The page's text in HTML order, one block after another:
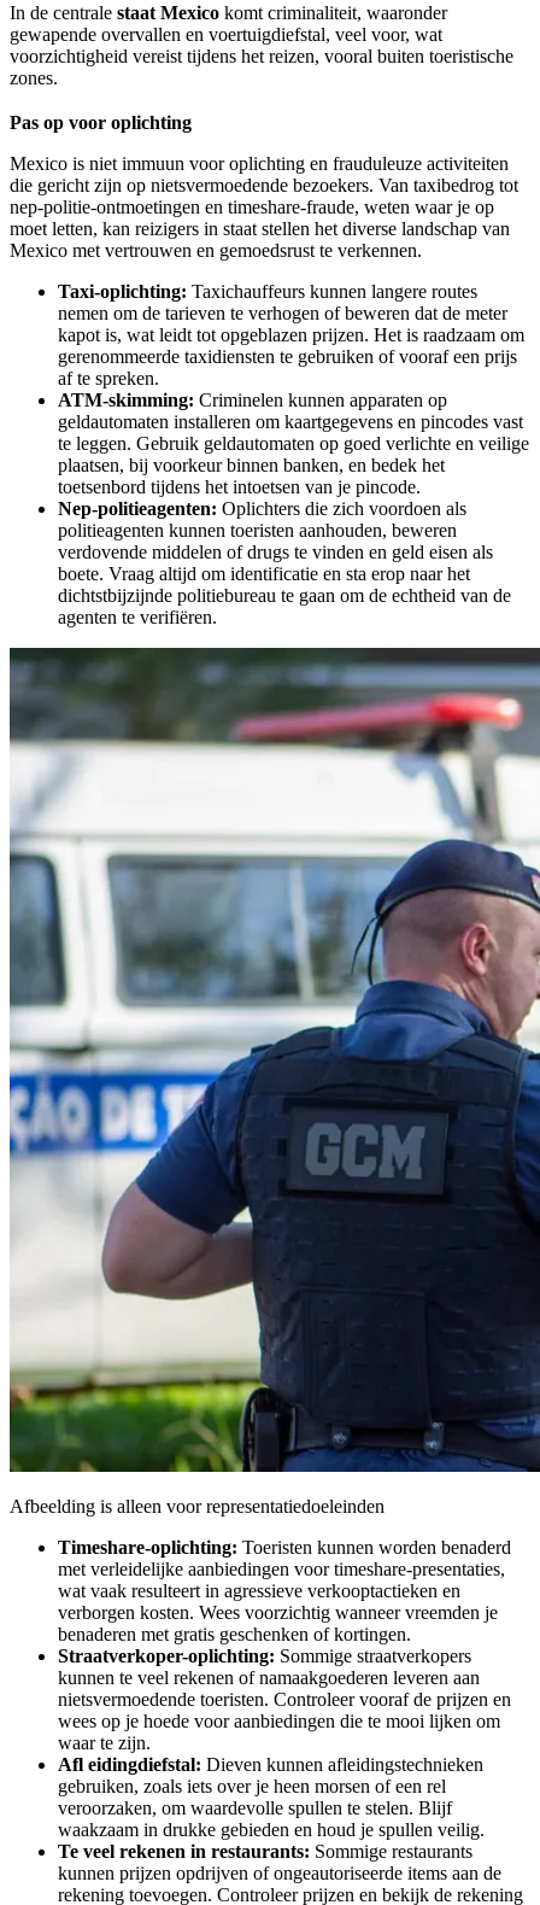
In de centrale staat Mexico komt criminaliteit, waaronder
gewapende overvallen en voertuigdiefstal, veel voor, wat
voorzichtigheid vereist tijdens het reizen, vooral buiten toeristische
zones.
Pas op voor oplichting
Mexico is niet immuun voor oplichting en frauduleuze activiteiten
die gericht zijn op nietsvermoedende bezoekers. Van taxibedrog tot
nep-politie-ontmoetingen en timeshare-fraude, weten waar je op
moet letten, kan reizigers in staat stellen het diverse landschap van
Mexico met vertrouwen en gemoedsrust te verkennen.
Taxi-oplichting: Taxichauffeurs kunnen langere routes
nemen om de tarieven te verhogen of beweren dat de meter
kapot is, wat leidt tot opgeblazen prijzen. Het is raadzaam om
gerenommeerde taxidiensten te gebruiken of vooraf een prijs
af te spreken.
ATM-skimming: Criminelen kunnen apparaten op
geldautomaten installeren om kaartgegevens en pincodes vast
te leggen. Gebruik geldautomaten op goed verlichte en veilige
plaatsen, bij voorkeur binnen banken, en bedek het
toetsenbord tijdens het intoetsen van je pincode.
Nep-politieagenten: Oplichters die zich voordoen als
politieagenten kunnen toeristen aanhouden, beweren
verdovende middelen of drugs te vinden en geld eisen als
boete. Vraag altijd om identificatie en sta erop naar het
dichtstbijzijnde politiebureau te gaan om de echtheid van de
agenten te verifiëren.
Afbeelding is alleen voor representatiedoeleinden
Timeshare-oplichting: Toeristen kunnen worden benaderd
met verleidelijke aanbiedingen voor timeshare-presentaties,
wat vaak resulteert in agressieve verkooptactieken en
verborgen kosten. Wees voorzichtig wanneer vreemden je
benaderen met gratis geschenken of kortingen.
Straatverkoper-oplichting: Sommige straatverkopers
kunnen te veel rekenen of namaakgoederen leveren aan
nietsvermoedende toeristen. Controleer vooraf de prijzen en
wees op je hoede voor aanbiedingen die te mooi lijken om
waar te zijn.
Afl eidingdiefstal: Dieven kunnen afleidingstechnieken
gebruiken, zoals iets over je heen morsen of een rel
veroorzaken, om waardevolle spullen te stelen. Blijf
waakzaam in drukke gebieden en houd je spullen veilig.
Te veel rekenen in restaurants: Sommige restaurants
kunnen prijzen opdrijven of ongeautoriseerde items aan de
rekening toevoegen. Controleer prijzen en bekijk de rekening